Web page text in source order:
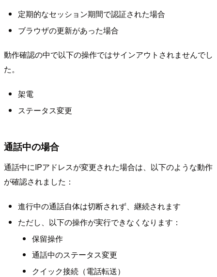
定期的なセッション期間で認証された場合
ブラウザの更新があった場合
動作確認の中で以下の操作ではサインアウトされませんでし
た。
架電
ステータス変更
通話中の場合
通話中にIPアドレスが変更された場合は、以下のような動作
が確認されました：
進行中の通話自体は切断されず、継続されます
ただし、以下の操作が実行できなくなります：
保留操作
通話中のステータス変更
クイック接続（電話転送）